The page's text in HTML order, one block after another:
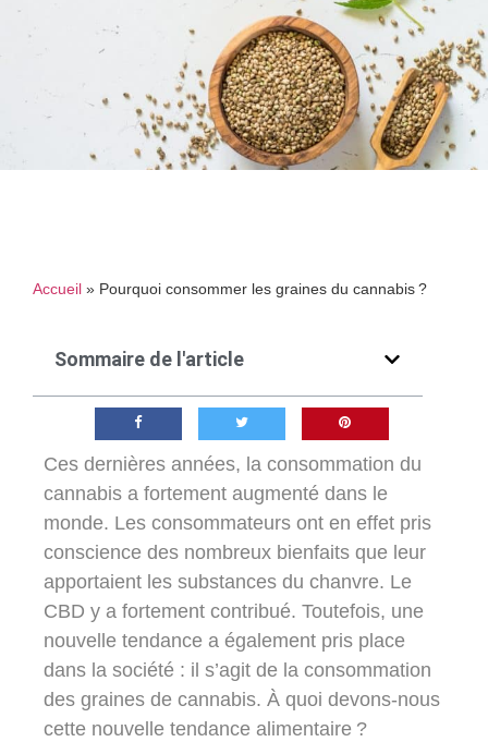
Accueil » Pourquoi consommer les graines du cannabis ?
Sommaire de l'article
Ces dernières années, la consommation du
cannabis a fortement augmenté dans le
monde. Les consommateurs ont en effet pris
conscience des nombreux bienfaits que leur
apportaient les substances du chanvre. Le
CBD y a fortement contribué. Toutefois, une
nouvelle tendance a également pris place
dans la société : il s’agit de la consommation
des graines de cannabis. À quoi devons-nous
cette nouvelle tendance alimentaire ?